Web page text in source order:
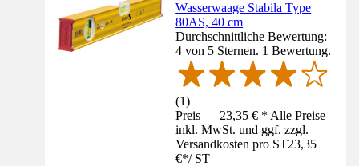
Wasserwaage Stabila Type
80AS, 40 cm
Durchschnittliche Bewertung:
4 von 5 Sternen. 1 Bewertung.
(1)
Preis — 23,35 € * Alle Preise
inkl. MwSt. und ggf. zzgl.
Versandkosten pro ST23,35
€*/ ST